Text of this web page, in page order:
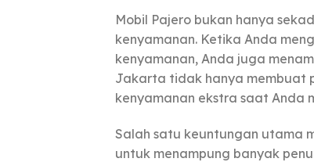
Mobil Pajero bukan hanya
kenyamanan. Ketika Anda
kenyamanan, Anda juga
Jakarta tidak hanya membuat
kenyamanan ekstra saat Anda
Salah satu keuntungan utama
untuk menampung banyak